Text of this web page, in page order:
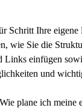
Schritt Ihre
wie Sie die
einfügen
und
plane ich meine